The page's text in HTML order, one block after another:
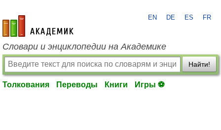
academic.ru
EN DE ES FR
Словари и энциклопедии на Академике
Найти!
Толкования Переводы Книги Игры ⚽